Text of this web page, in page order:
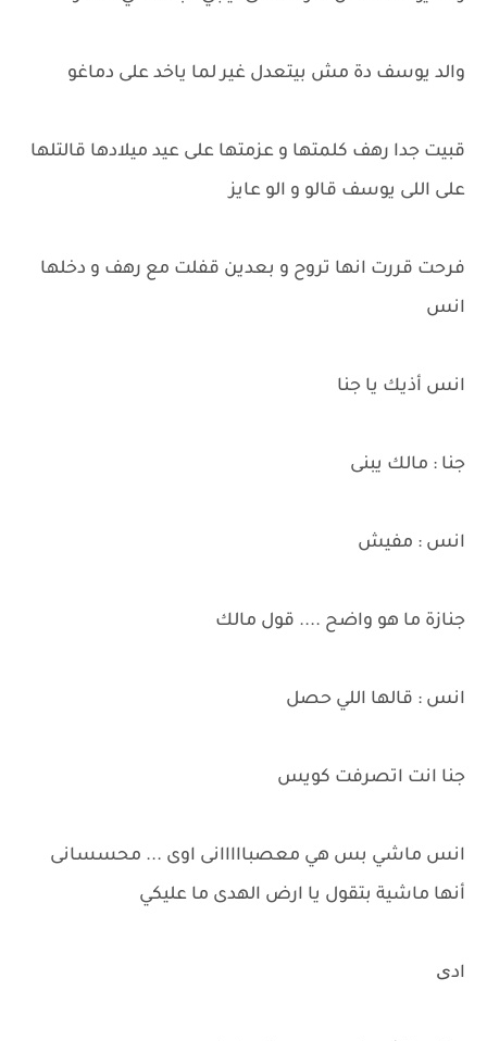
والد يوسف دة مش بيتعدل غير لما ياخد على دماغو
قبيت جدا رهف كلمتها و عزمتها على عيد ميلادها قالتلها
على اللى يوسف قالو و الو عايز
فرحت قررت انها تروح و بعدين قفلت مع رهف و دخلها
انس
انس أذيك يا جنا
جنا : مالك يبنى
انس : مفيش
جنازة ما هو واضح .... قول مالك
انس : قالها اللي حصل
جنا انت اتصرفت كويس
انس ماشي بس هي معصبااااانى اوى ... محسسانى
أنها ماشية بتقول يا ارض الهدى ما عليكي
ادی